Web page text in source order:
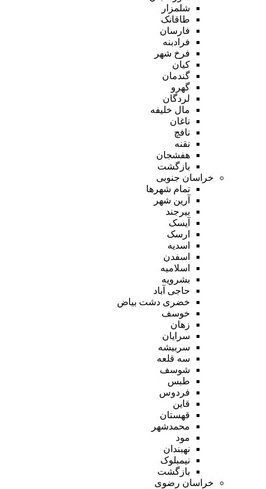
شلمزار
طاقانک
فارسان
فرادبنه
فرخ شهر
کیان
گندمان
گهرو
لردگان
مال خلیفه
ناغان
نافچ
نقنه
هفشجان
بازگشت
خراسان جنوبی
تمام شهر‌ها
آرین شهر
بیرجند
آیسک
ارسک
اسدیه
اسفدن
اسلامیه
بشرویه
حاجی آباد
خضری دشت بیاض
خوسف
زهان
سرایان
سربیشه
سه قلعه
شوسف
طبس
فردوس
قاین
قهستان
محمدشهر
مود
نهبندان
نیمبلوک
بازگشت
خراسان رضوی